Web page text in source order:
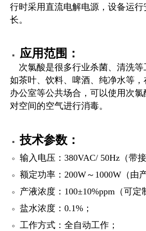
行时采用直流电解电源，设备运
长。
应用范围：
次氯酸是很多行业杀菌、清洗
如茶叶、饮料、啤酒、纯净水等，
办公室等公共场合，可以使用次
对空间的空气进行消毒。
技术参数：
输入电压：380VAC/ 50Hz（带接
额定功率：200W～1000W（由
产液浓度：100±10%ppm（可定
盐水浓度：0.1%；
工作方式：全自动工作；